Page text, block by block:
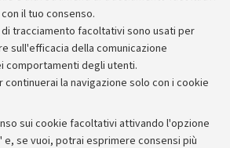
il tuo consenso.
tracciamento facoltativi sono usati per
sull'efficacia della comunicazione
comportamenti degli utenti.
continuerai la navigazione solo con i cookie
sui cookie facoltativi attivando l'opzione
e, se vuoi, potrai esprimere consensi più
Piano strategico
Bilanci
Donazioni e 5x1000
- UniboStore
gare e concorsi